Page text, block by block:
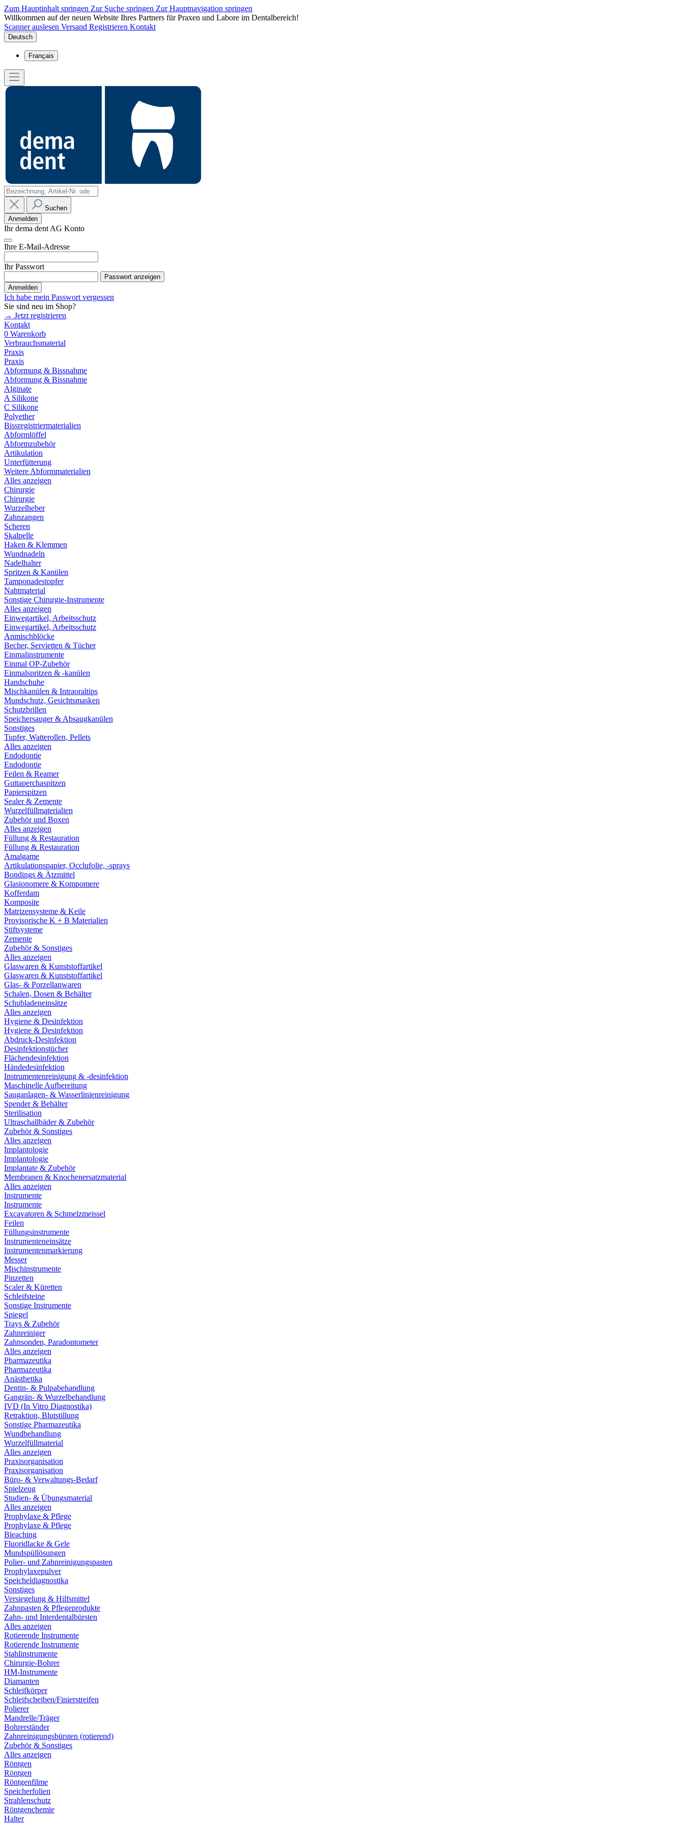
Zum Hauptinhalt springen Zur Suche springen Zur Hauptnavigation springen
Willkommen auf der neuen Website Ihres Partners für Praxen und Labore im Dentalbereich!
Scanner auslesen Versand Registrieren Kontakt
Deutsch
Français
Suchen
Anmelden
Ihr dema dent AG Konto
Ihre E-Mail-Adresse
Ihr Passwort
Passwort anzeigen
Anmelden
Ich habe mein Passwort vergessen
Sie sind neu im Shop?
→ Jetzt registrieren
Kontakt
0 Warenkorb
Verbrauchsmaterial
Praxis
Praxis
Abformung & Bissnahme
Abformung & Bissnahme
Alginate
A Silikone
C Silikone
Polyether
Bissregistriermaterialien
Abformlöffel
Abformzubehör
Artikulation
Unterfütterung
Weitere Abformmaterialien
Alles anzeigen
Chirurgie
Chirurgie
Wurzelheber
Zahnzangen
Scheren
Skalpelle
Haken & Klemmen
Wundnadeln
Nadelhalter
Spritzen & Kanülen
Tamponadestopfer
Nahtmaterial
Sonstige Chirurgie-Instrumente
Alles anzeigen
Einwegartikel, Arbeitsschutz
Einwegartikel, Arbeitsschutz
Anmischblöcke
Becher, Servietten & Tücher
Einmalinstrumente
Einmal OP-Zubehör
Einmalspritzen & -kanülen
Handschuhe
Mischkanülen & Intraoraltips
Mundschutz, Gesichtsmasken
Schutzbrillen
Speichersauger & Absaugkanülen
Sonstiges
Tupfer, Watterollen, Pellets
Alles anzeigen
Endodontie
Endodontie
Feilen & Reamer
Guttaperchaspitzen
Papierspitzen
Sealer & Zemente
Wurzelfüllmaterialien
Zubehör und Boxen
Alles anzeigen
Füllung & Restauration
Füllung & Restauration
Amalgame
Artikulationspapier, Occlufolie, -sprays
Bondings & Ätzmittel
Glasionomere & Kompomere
Kofferdam
Komposite
Matrizensysteme & Keile
Provisorische K + B Materialien
Stiftsysteme
Zemente
Zubehör & Sonstiges
Alles anzeigen
Glaswaren & Kunststoffartikel
Glaswaren & Kunststoffartikel
Glas- & Porzellanwaren
Schalen, Dosen & Behälter
Schubladeneinsätze
Alles anzeigen
Hygiene & Desinfektion
Hygiene & Desinfektion
Abdruck-Desinfektion
Desinfektionstücher
Flächendesinfektion
Händedesinfektion
Instrumentenreinigung & -desinfektion
Maschinelle Aufbereitung
Sauganlagen- & Wasserlinienreinigung
Spender & Behälter
Sterilisation
Ultraschallbäder & Zubehör
Zubehör & Sonstiges
Alles anzeigen
Implantologie
Implantologie
Implantate & Zubehör
Membranen & Knochenersatzmaterial
Alles anzeigen
Instrumente
Instrumente
Excavatoren & Schmelzmeissel
Feilen
Füllungsinstrumente
Instrumenteneinsätze
Instrumentenmarkierung
Messer
Mischinstrumente
Pinzetten
Scaler & Küretten
Schleifsteine
Sonstige Instrumente
Spiegel
Trays & Zubehör
Zahnreiniger
Zahnsonden, Paradontometer
Alles anzeigen
Pharmazeutika
Pharmazeutika
Anästhetika
Dentin- & Pulpabehandlung
Gangrän- & Wurzelbehandlung
IVD (In Vitro Diagnostika)
Retraktion, Blutstillung
Sonstige Pharmazeutika
Wundbehandlung
Wurzelfüllmaterial
Alles anzeigen
Praxisorganisation
Praxisorganisation
Büro- & Verwaltungs-Bedarf
Spielzeug
Studien- & Übungsmaterial
Alles anzeigen
Prophylaxe & Pflege
Prophylaxe & Pflege
Bleaching
Fluoridlacke & Gele
Mundspüllösungen
Polier- und Zahnreinigungspasten
Prophylaxepulver
Speicheldiagnostika
Sonstiges
Versiegelung & Hilfsmittel
Zahnpasten & Pflegeprodukte
Zahn- und Interdentalbürsten
Alles anzeigen
Rotierende Instrumente
Rotierende Instrumente
Stahlinstrumente
Chirurgie-Bohrer
HM-Instrumente
Diamanten
Schleifkörper
Schleifscheiben/Finierstreifen
Polierer
Mandrelle/Träger
Bohrerständer
Zahnreinigungsbürsten (rotierend)
Zubehör & Sonstiges
Alles anzeigen
Röntgen
Röntgen
Röntgenfilme
Speicherfolien
Strahlenschutz
Röntgenchemie
Halter